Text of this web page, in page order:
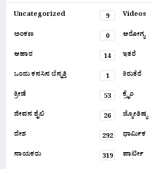
Uncategorized 9 Videos
ಅಂಕಣ
0 ಆರೋಗ್ಯ
ಆಹಾರ
14 ಇತರೆ
ಒಂದು ಕನಸಿನ ಬೆನ್ನತ್ತಿ
1 ಕಿರುತೆರೆ
ಕ್ರೀಡೆ
53 ಕ್ರೈಂ
ಜೀವನ ಶೈಲಿ
26 ಜ್ಯೋತಿಷ್ಯ
ದೇಶ
292 ಧಾರ್ಮಿಕ
ನಾಯಕರು
319 ಪಾರ್ಟೀ